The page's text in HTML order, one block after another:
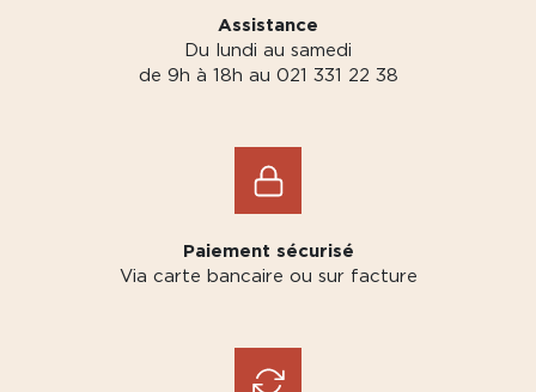
Assistance
Du lundi au samedi
de 9h à 18h au 021 331 22 38
Paiement sécurisé
Via carte bancaire ou sur facture